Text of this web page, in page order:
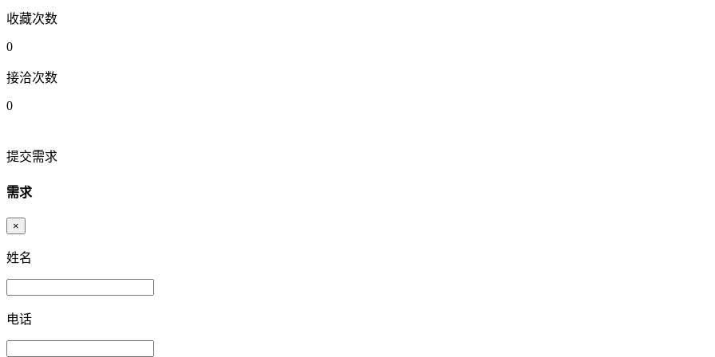
收藏次数
0
接洽次数
0
提交需求
需求
×
姓名
电话